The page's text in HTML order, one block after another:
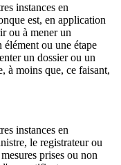
instances en
est, en application
ou à mener un
ou une étape
un dossier ou un
à moins que, ce faisant,
instances en
le registrateur ou
prises ou non